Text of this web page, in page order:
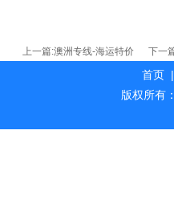
上一篇:澳洲专线-海运特价 下一
首页 |
版权所有